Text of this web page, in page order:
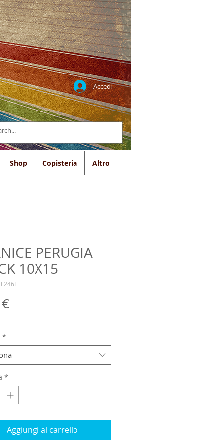
Accedi
Shop Copisteria Altro
PERUGIA
10X15
Prezzo
*
*
Aggiungi al carrello